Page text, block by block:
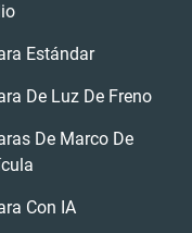
Estándar
De Luz De Freno
De Marco De
Con IA